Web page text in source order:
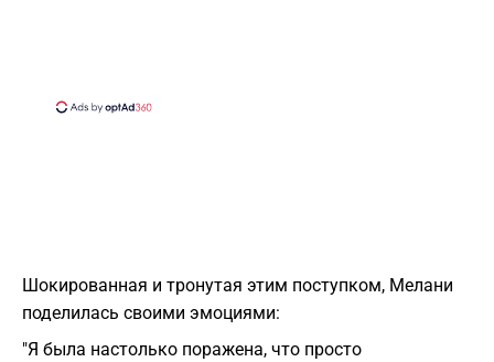
Шокированная и тронутая этим поступком, Мелани
поделилась своими эмоциями:
"Я была настолько поражена, что просто